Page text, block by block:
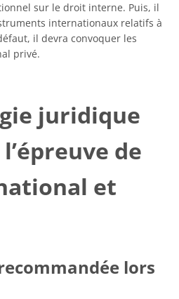
sur le droit interne. Puis, il
internationaux relatifs à
il devra convoquer les
privé.
juridique
de
et
lors